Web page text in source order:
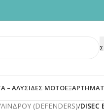
– ΑΛΥΣΙΔΕΣ ΜΟΤΟ
(DEFENDERS)/DISEC